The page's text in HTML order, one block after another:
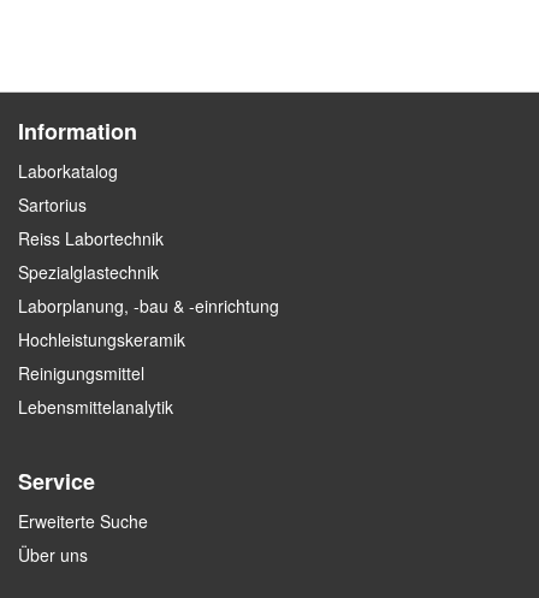
Information
Laborkatalog
Sartorius
Reiss Labortechnik
Spezialglastechnik
Laborplanung, -bau & -einrichtung
Hochleistungskeramik
Reinigungsmittel
Lebensmittelanalytik
Service
Erweiterte Suche
Über uns